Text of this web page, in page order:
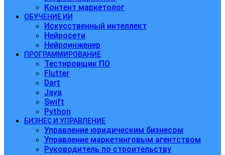
Контент маркетолог
ОБУЧЕНИЕ ИИ
Искусственный интеллект
Нейросети
Нейроинженер
ПРОГРАММИРОВАНИЕ
Тестировщик ПО
Flutter
Dart
Java
Swift
Python
БИЗНЕС И УПРАВЛЕНИЕ
Управление юридическим бизнесом
Управление маркетинговым агентством
Руководитель по строительству